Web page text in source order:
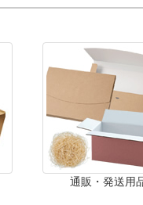
通販・発送用